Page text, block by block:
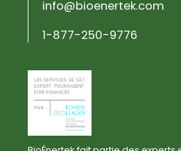
info@bioenertek.com
1-877-250-9776